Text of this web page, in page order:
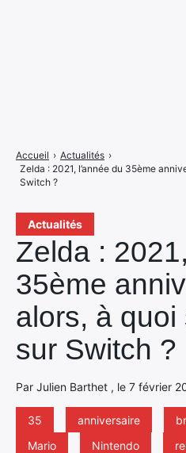
Actualités
Zelda :
35ème
alors, à quoi
sur Switch ?
Par Julien Barthet , le 7 février
35 anniversaire
Mario
Nintendo
Accueil › Actualités ›
Zelda : 2021, l’année du 35ème
Switch ?